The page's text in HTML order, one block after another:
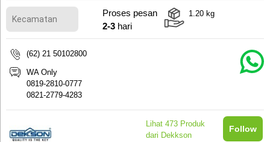
Proses pesan
2-3 hari
1.20 kg
(62) 21 50102800
WA Only
0819-2810-0777
0821-2779-4283
Lihat 473 Produk
dari Dekkson
Follow